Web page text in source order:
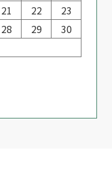
21 22
23
28 29
30